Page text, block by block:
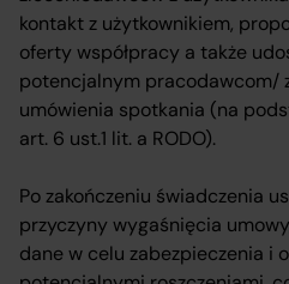
kontakt z użytkownikiem,
oferty współpracy a także
potencjalnym pracodawcom/
umówienia spotkania (na
art. 6 ust.1 lit. a RODO).
Po zakończeniu świadczenia
przyczyny wygaśnięcia
dane w celu zabezpieczenia i